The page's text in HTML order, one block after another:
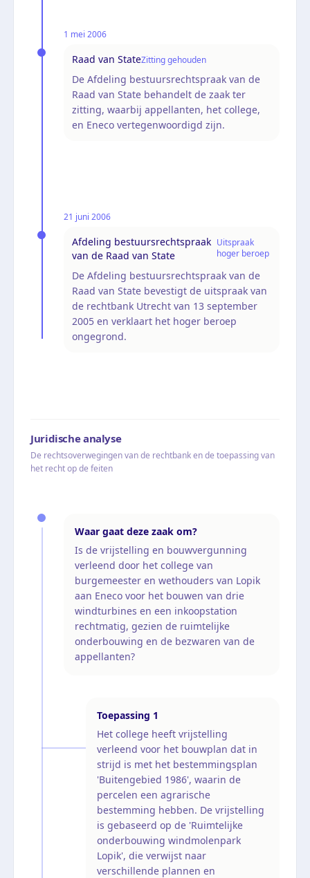
1 mei 2006
Raad van StateZitting gehouden
De Afdeling bestuursrechtspraak van de
Raad van State behandelt de zaak ter
zitting, waarbij appellanten, het college,
en Eneco vertegenwoordigd zijn.
21 juni 2006
Afdeling bestuursrechtspraak
van de Raad van State
Uitspraak
hoger beroep
De Afdeling bestuursrechtspraak van de
Raad van State bevestigt de uitspraak van
de rechtbank Utrecht van 13 september
2005 en verklaart het hoger beroep
ongegrond.
Juridische analyse
De rechtsoverwegingen van de rechtbank en de toepassing van
het recht op de feiten
Waar gaat deze zaak om?
Is de vrijstelling en bouwvergunning
verleend door het college van
burgemeester en wethouders van Lopik
aan Eneco voor het bouwen van drie
windturbines en een inkoopstation
rechtmatig, gezien de ruimtelijke
onderbouwing en de bezwaren van de
appellanten?
Toepassing 1
Het college heeft vrijstelling
verleend voor het bouwplan dat in
strijd is met het bestemmingsplan
'Buitengebied 1986', waarin de
percelen een agrarische
bestemming hebben. De vrijstelling
is gebaseerd op de 'Ruimtelijke
onderbouwing windmolenpark
Lopik', die verwijst naar
verschillende plannen en